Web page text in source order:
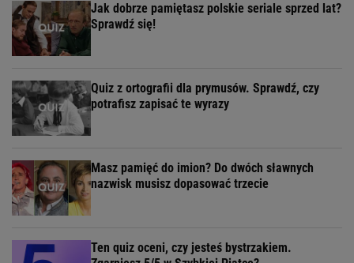
Jak dobrze pamiętasz polskie seriale sprzed lat?
Sprawdź się!
Quiz z ortografii dla prymusów. Sprawdź, czy
potrafisz zapisać te wyrazy
Masz pamięć do imion? Do dwóch sławnych
nazwisk musisz dopasować trzecie
Ten quiz oceni, czy jesteś bystrzakiem.